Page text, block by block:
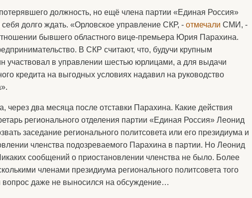
должность, но ещё члена партии «Единая Россия»
долго ждать. «Орловское управление СКР, - отмечали СМИ, -
бывшего областного вице-премьера Юрия Парахина.
В СКР считают, что, будучи крупным
участвовал в управлении шестью юрлицами, а для выдачи
кредита на выгодных условиях надавил на руководство
через два месяца после отставки Парахина. Какие действия
регионального отделения партии «Единая Россия» Леонид
заседание регионального политсовета или его президиума и
членства подозреваемого Парахина в партии. Но Леонид
сообщений о приостановлении членства не было. Более
членами президиума регионального политсовета того
вопрос даже не выносился на обсуждение…